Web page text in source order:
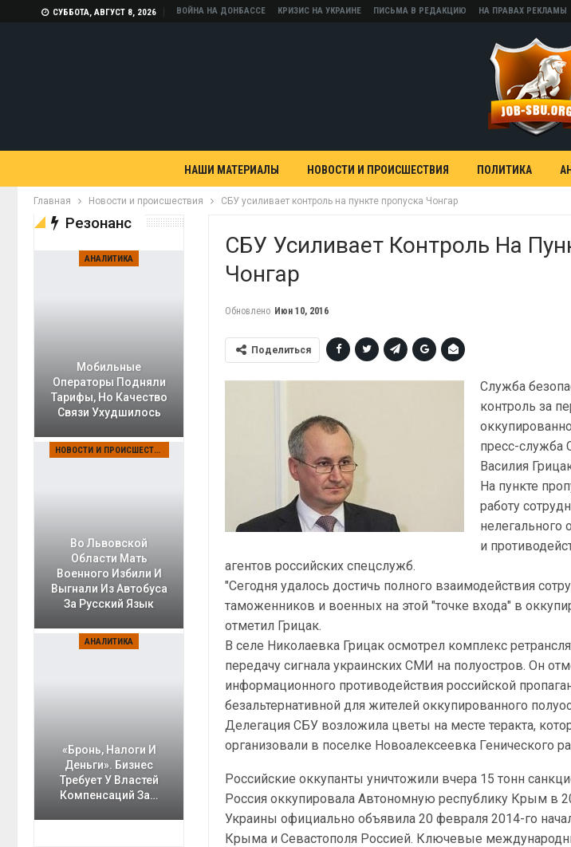
СУББОТА, АВГУСТ 8, 2026 ВОЙНА НА ДОНБАССЕ КРИЗИС НА УКРАИНЕ ПИСЬМА В РЕДАКЦИЮ НА ПРАВАХ РЕКЛАМЫ
НАШИ МАТЕРИАЛЫ НОВОСТИ И ПРОИСШЕСТВИЯ ПОЛИТИКА
Главная Новости и происшествия СБУ усиливает контроль на пункте пропуска Чонгар
СБУ Усиливает Контроль На
Чонгар
Обновлено Июн 10, 2016
Поделиться
Служба
контроль за
пресс-служба
Василия
На пункте
работу
нелегального
и
агентов российских спецслужб.
"Сегодня удалось достичь полного взаимодействия
таможенников и военных на этой "точке входа" в
отметил Грицак.
В селе Николаевка Грицак осмотрел комплекс
передачу сигнала украинских СМИ на полуостров. Он
информационного противодействия российской
безальтернативной для жителей оккупированного
Делегация СБУ возложила цветы на месте теракта,
организовали в поселке Новоалексеевка Генического
Российские оккупанты уничтожили вчера 15 тонн
Россия оккупировала Автономную республику Крым в
Украины официально объявила 20 февраля 2014-го
Крыма и Севастополя Россией. Ключевые
Резонанс
АНАЛИТИКА
Мобильные
Операторы Подняли
Тарифы, Но Качество
Связи Ухудшилось
НОВОСТИ И ПРОИСШЕСТВИЯ
Во Львовской
Области Мать
Военного Избили И
Выгнали Из Автобуса
За Русский Язык
АНАЛИТИКА
«Бронь, Налоги И
Деньги». Бизнес
Требует У Властей
Компенсаций За…